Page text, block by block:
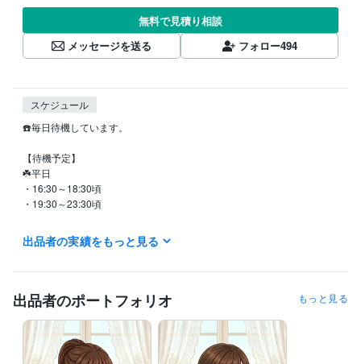
無料で見積り相談
メッセージを送る
フォロー494
スケジュール
☎️毎日待機しています。
【待機予定】
☘️平日
・16:30～18:30頃
・19:30～23:30頃
☘️土日、祝日
・ランダムに待機しています。
日中や深夜も対応できる時は待機しています。
※離席中でも対応できる場合がありますので、お気軽にメッセージくださ
い。
出品者の実績をもっと見る
出品者のポートフォリオ もっと見る